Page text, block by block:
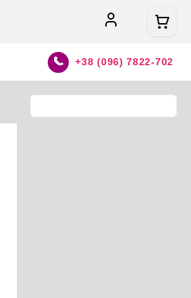
+38 (096) 7822-702